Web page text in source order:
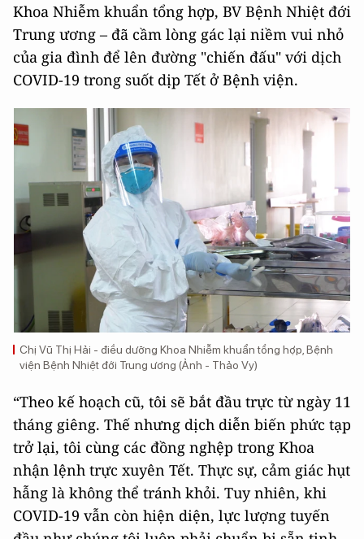
Khoa Nhiễm khuẩn tổng hợp, BV Bệnh Nhiệt đới
Trung ương – đã cầm lòng gác lại niềm vui nhỏ
của gia đình để lên đường "chiến đấu" với dịch
COVID-19 trong suốt dịp Tết ở Bệnh viện.
Chị Vũ Thị Hải - điều dưỡng Khoa Nhiễm khuẩn tổng hợp, Bệnh
viện Bệnh Nhiệt đới Trung ương (Ảnh - Thảo Vy)
“Theo kế hoạch cũ, tôi sẽ bắt đầu trực từ ngày 11
tháng giêng. Thế nhưng dịch diễn biến phức tạp
trở lại, tôi cùng các đồng nghệp trong Khoa
nhận lệnh trực xuyên Tết. Thực sự, cảm giác hụt
hẫng là không thể tránh khỏi. Tuy nhiên, khi
COVID-19 vẫn còn hiện diện, lực lượng tuyến